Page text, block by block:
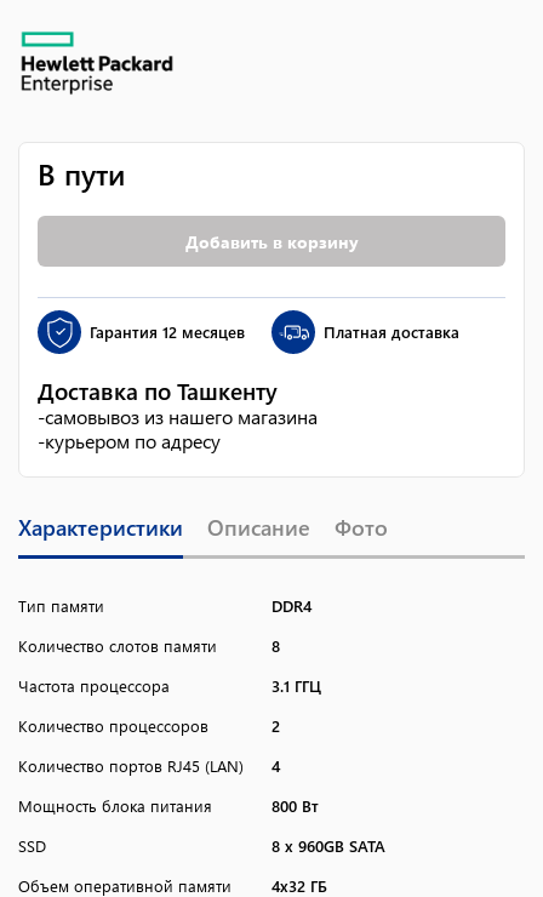
В пути
Добавить в корзину
Гарантия 12 месяцев Платная доставка
Доставка по Ташкенту
-самовывоз из нашего магазина
-курьером по адресу
Характеристики Описание Фото
Тип памяти
DDR4
Количество слотов памяти
8
Частота процессора
3.1 ГГЦ
Количество процессоров
2
Количество портов RJ45 (LAN)
4
Мощность блока питания
800 Вт
SSD
8 х 960GB SATA
Объем оперативной памяти
4x32 ГБ